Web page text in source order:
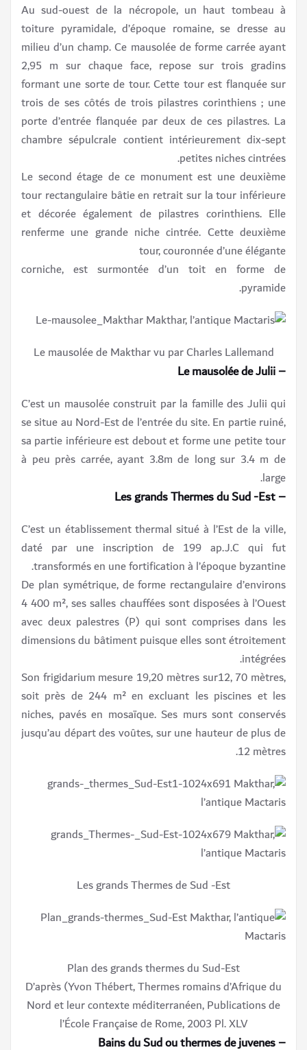
Au sud-ouest de la nécropole, un haut tombeau à
toiture pyramidale, d’époque romaine, se dresse au
milieu d’un champ. Ce mausolée de forme carrée ayant
2,95 m sur chaque face, repose sur trois gradins
formant une sorte de tour. Cette tour est flanquée sur
trois de ses côtés de trois pilastres corinthiens ; une
porte d’entrée flanquée par deux de ces pilastres. La
chambre sépulcrale contient intérieurement dix-sept
petites niches cintrées.
Le second étage de ce monument est une deuxième
tour rectangulaire bâtie en retrait sur la tour inférieure
et décorée également de pilastres corinthiens. Elle
renferme une grande niche cintrée. Cette deuxième
tour, couronnée d’une élégante
corniche, est surmontée d’un toit en forme de
pyramide.
Le mausolée de Makthar vu par Charles Lallemand
– Le mausolée de Julii
C’est un mausolée construit par la famille des Julii qui
se situe au Nord-Est de l’entrée du site. En partie ruiné,
sa partie inférieure est debout et forme une petite tour
à peu près carrée, ayant 3.8m de long sur 3.4 m de
large.
– Les grands Thermes du Sud -Est
C’est un établissement thermal situé à l’Est de la ville,
daté par une inscription de 199 ap.J.C qui fut
transformés en une fortification à l’époque byzantine.
De plan symétrique, de forme rectangulaire d’environs
4 400 m², ses salles chauffées sont disposées à l’Ouest
avec deux palestres (P) qui sont comprises dans les
dimensions du bâtiment puisque elles sont étroitement
intégrées.
Son frigidarium mesure 19,20 mètres sur12, 70 mètres,
soit près de 244 m² en excluant les piscines et les
niches, pavés en mosaïque. Ses murs sont conservés
jusqu’au départ des voûtes, sur une hauteur de plus de
12 mètres.
Les grands Thermes de Sud -Est
Plan des grands thermes du Sud-Est
D’après (Yvon Thébert, Thermes romains d’Afrique du
Nord et leur contexte méditerranéen, Publications de
l’École Française de Rome, 2003 Pl. XLV
– Bains du Sud ou thermes de juvenes